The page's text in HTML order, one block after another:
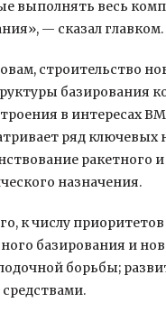
выполнять весь
— сказал главком.
строительство
базирования
в интересах
ряд ключевых
ракетного
назначения.
к числу
базирования и
борьбы;